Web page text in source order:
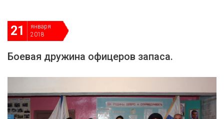
21
января
2018
Боевая дружина офицеров запаса.